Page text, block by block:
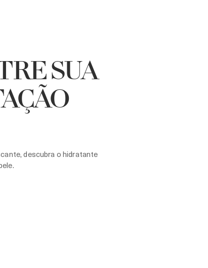
SUA
descubra o hidratante